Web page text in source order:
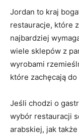
Jordan to kraj
restauracje, które
najbardziej
wiele sklepów‍ z
wyrobami
które zachęcają do
Jeśli chodzi o
wybór restauracji
‌arabskiej, jak